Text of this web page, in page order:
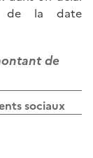
de la date
de
sociaux